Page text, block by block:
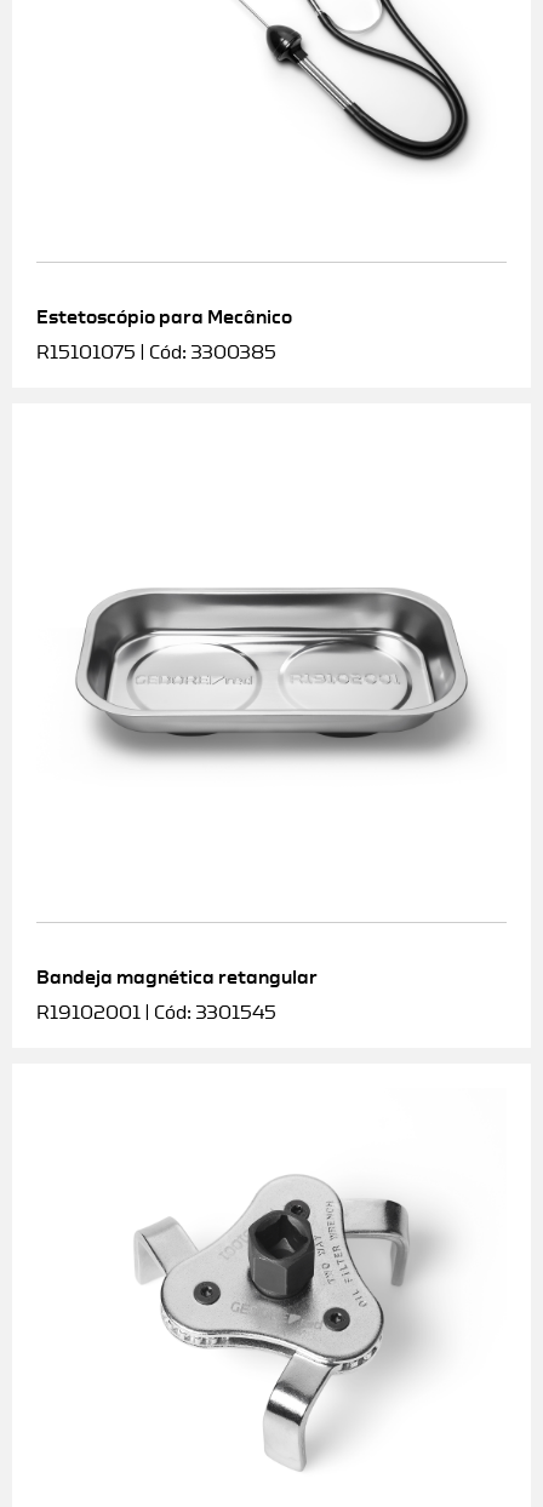
Estetoscópio para Mecânico
R15101075 | Cód: 3300385
Bandeja magnética retangular
R19102001 | Cód: 3301545